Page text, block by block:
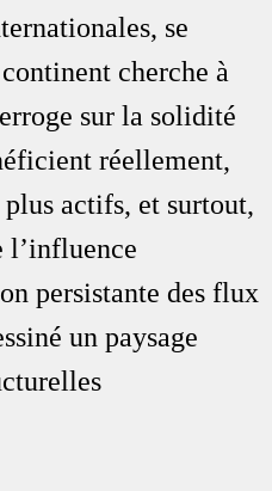
se
cherche à
sur la solidité
réellement,
actifs, et surtout,
l’influence
persistante des flux
un paysage